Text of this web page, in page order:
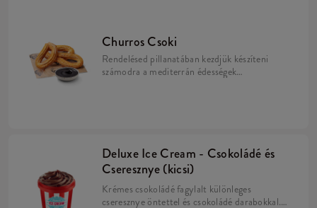
Churros Csoki
Rendelésed pillanatában kezdjük készíteni
számodra a mediterrán édességek
Deluxe Ice Cream - Csokoládé és
Cseresznye (kicsi)
Krémes csokoládé fagylalt különleges
cseresznye öntettel és csokoládé darabokkal.